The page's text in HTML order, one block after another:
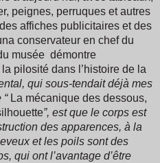
peignes, perruques et autres
affiches publicitaires et des
conservateur en chef du
musée démontre
pilosité dans l’histoire de la
qui sous-tendait déjà mes
“ La mécanique des dessous,
”, est que le corps est
des apparences, à la
et les poils sont des
qui ont l’avantage d’être